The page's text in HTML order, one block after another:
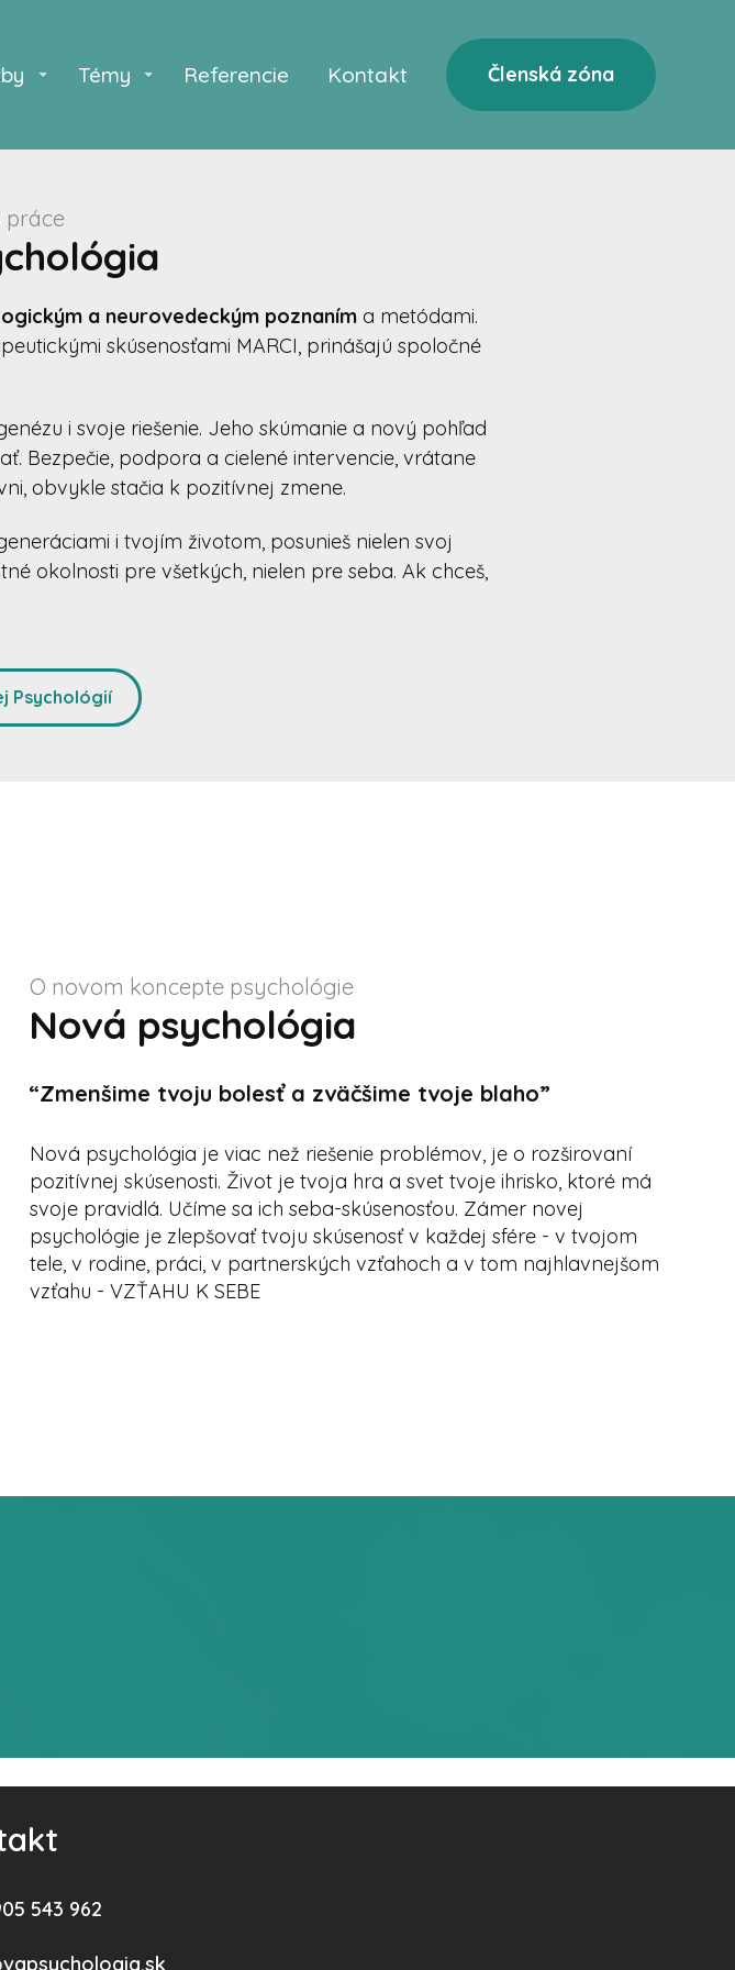
Témy Referencie Kontakt Členská zóna
práce
a neurovedeckým poznaním a metódami.
skúsenosťami MARCI, prinášajú spoločné
i svoje riešenie. Jeho skúmanie a nový pohľad
Bezpečie, podpora a cielené intervencie, vrátane
obvykle stačia k pozitívnej zmene.
i tvojím životom, posunieš nielen svoj
okolnosti pre všetkých, nielen pre seba. Ak chceš,
Psychológií
O novom koncepte psychológie
Nová psychológia
“Zmenšime tvoju bolesť a zväčšime tvoje blaho”
Nová psychológia je viac než riešenie problémov, je o rozširovaní
pozitívnej skúsenosti. Život je tvoja hra a svet tvoje ihrisko, ktoré má
svoje pravidlá. Učíme sa ich seba-skúsenosťou. Zámer novej
psychológie je zlepšovať tvoju skúsenosť v každej sfére - v tvojom
tele, v rodine, práci, v partnerských vzťahoch a v tom najhlavnejšom
vzťahu - VZŤAHU K SEBE
543 962